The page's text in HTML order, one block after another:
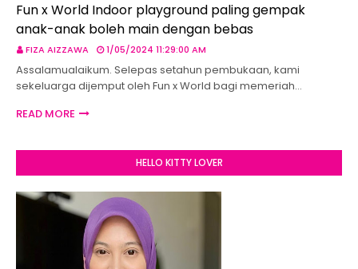
Fun x World Indoor playground paling gempak
anak-anak boleh main dengan bebas
FIZA AIZZAWA 1/05/2024 11:29:00 AM
Assalamualaikum. Selepas setahun pembukaan, kami
sekeluarga dijemput oleh Fun x World bagi memeriah…
READ MORE
HELLO KITTY LOVER